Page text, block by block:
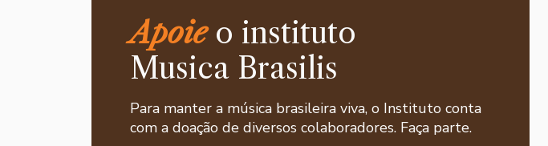
Apoieo instituto
Musica Brasilis
Para manter a música brasileira viva, o Instituto conta
com a doação de diversos colaboradores. Faça parte.